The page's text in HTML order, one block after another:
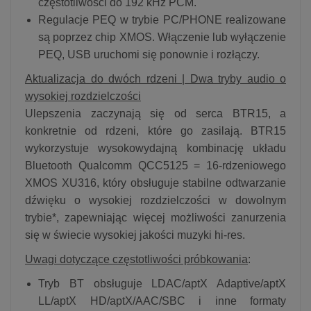
Regulacje PEQ w trybie PC/PHONE realizowane
są poprzez chip XMOS. Włączenie lub wyłączenie
PEQ, USB uruchomi się ponownie i rozłączy.
Aktualizacja do dwóch rdzeni | Dwa tryby audio o
wysokiej rozdzielczości
Ulepszenia zaczynają się od serca BTR15, a
konkretnie od rdzeni, które go zasilają. BTR15
wykorzystuje wysokowydajną kombinację układu
Bluetooth Qualcomm QCC5125 = 16-rdzeniowego
XMOS XU316, który obsługuje stabilne odtwarzanie
dźwięku o wysokiej rozdzielczości w dowolnym
trybie*, zapewniając więcej możliwości zanurzenia
się w świecie wysokiej jakości muzyki hi-res.
Uwagi dotyczące częstotliwości próbkowania:
Tryb BT obsługuje LDAC/aptX Adaptive/aptX
LL/aptX HD/aptX/AAC/SBC i inne formaty